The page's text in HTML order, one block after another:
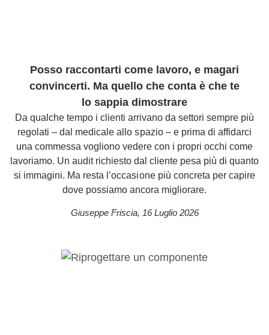
Posso raccontarti come lavoro, e magari
convincerti. Ma quello che conta è che te
lo sappia dimostrare
Da qualche tempo i clienti arrivano da settori sempre più
regolati – dal medicale allo spazio – e prima di affidarci
una commessa vogliono vedere con i propri occhi come
lavoriamo. Un audit richiesto dal cliente pesa più di quanto
si immagini. Ma resta l’occasione più concreta per capire
dove possiamo ancora migliorare.
Giuseppe Friscia, 16 Luglio 2026